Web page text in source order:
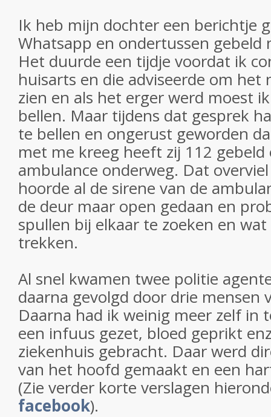
Ik heb mijn dochter een berichtje
Whatsapp en ondertussen gebeld
Het duurde een tijdje voordat ik
huisarts en die adviseerde om het
zien en als het erger werd moest
bellen. Maar tijdens dat gesprek
te bellen en ongerust geworden
met me kreeg heeft zij 112 gebeld
ambulance onderweg. Dat
hoorde al de sirene van de
de deur maar open gedaan en
spullen bij elkaar te zoeken en
trekken.
Al snel kwamen twee politie
daarna gevolgd door drie mensen
Daarna had ik weinig meer zelf in
een infuus gezet, bloed geprikt
ziekenhuis gebracht. Daar werd
van het hoofd gemaakt en een
(Zie verder korte verslagen
facebook).